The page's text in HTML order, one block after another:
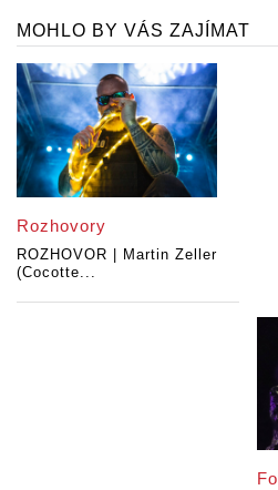
MOHLO BY VÁS ZAJÍMAT
Rozhovory
ROZHOVOR | Martin Zeller
(Cocotte...